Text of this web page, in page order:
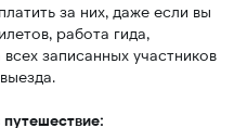
за них, даже если вы
работа гида,
записанных участников